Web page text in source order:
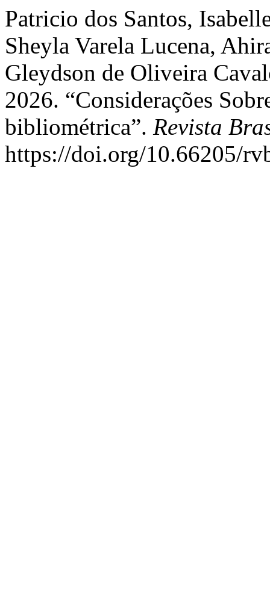
Patricio dos Santos,
Sheyla Varela Lucena,
Gleydson de Oliveira
2026. “Considerações
bibliométrica”. Revista
https://doi.org/10.66205/